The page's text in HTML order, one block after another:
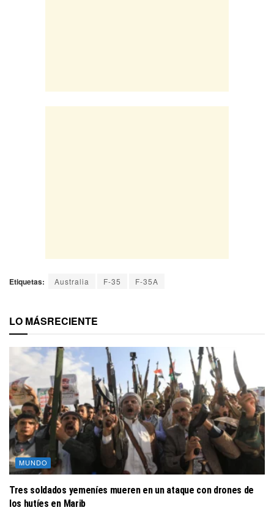
Etiquetas: Australia F-35 F-35A
LO MÁSRECIENTE
MUNDO
Tres soldados yemeníes mueren en un ataque con drones de
los hutíes en Marib